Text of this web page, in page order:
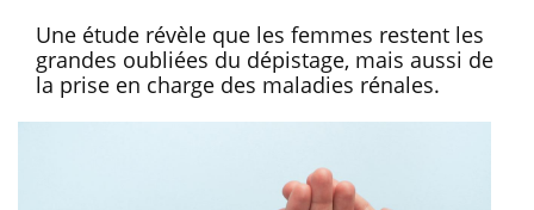
Une étude révèle que les femmes restent les
grandes oubliées du dépistage, mais aussi de
la prise en charge des maladies rénales.